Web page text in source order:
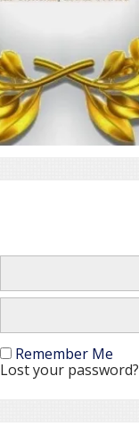
Remember Me
Lost your password?